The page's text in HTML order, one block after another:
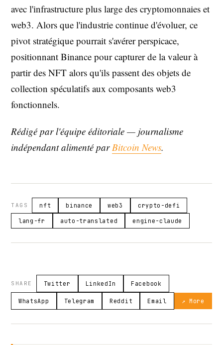
avec l'infrastructure plus large des cryptomonnaies et
web3. Alors que l'industrie continue d'évoluer, ce
pivot stratégique pourrait s'avérer perspicace,
positionnant Binance pour capturer de la valeur à
partir des NFT alors qu'ils passent des objets de
collection spéculatifs aux composants web3
fonctionnels.
Rédigé par l'équipe éditoriale — journalisme
indépendant alimenté parBitcoin News.
TAGS nft binance web3 crypto-defi
lang-fr auto-translated engine-claude
SHARE Twitter LinkedIn Facebook
WhatsApp Telegram Reddit Email ↗ More